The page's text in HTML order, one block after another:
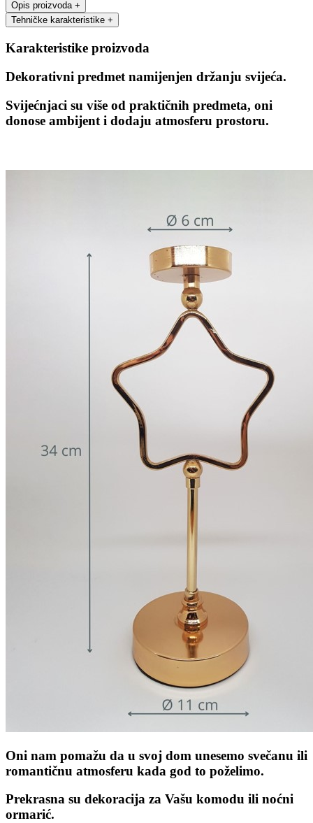
Opis proizvoda +
Tehničke karakteristike +
Karakteristike proizvoda
Dekorativni predmet namijenjen držanju svijeća.
Svijećnjaci su više od praktičnih predmeta, oni
donose ambijent i dodaju atmosferu prostoru.
Oni nam pomažu da u svoj dom unesemo svečanu ili
romantičnu atmosferu kada god to poželimo.
Prekrasna su dekoracija za Vašu komodu ili noćni
ormarić.